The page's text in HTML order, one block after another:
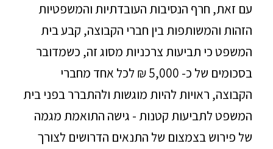
עם זאת, חרף הנסיבות העובדתיות והמשפטיות
הזהות והמשותפות בין חברי הקבוצה, קבע בית
המשפט כי תביעות צרכניות מסוג זה, כשמדובר
בסכומים של כ- 5,000 ₪ לכל אחד מחברי
הקבוצה, ראויות להיות מוגשות ולהתברר בפני בית
המשפט לתביעות קטנות - גישה התואמת מגמה
של פירוש בצמצום של התנאים הדרושים לצורך